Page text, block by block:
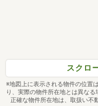
スクロ
※地図上に表示される物件の位置
り、実際の物件所在地とは異なる
正確な物件所在地は、取扱い不